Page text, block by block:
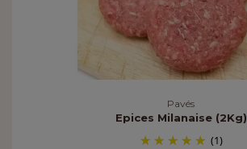
Pavés
Epices Milanaise (2Kg)
(1)